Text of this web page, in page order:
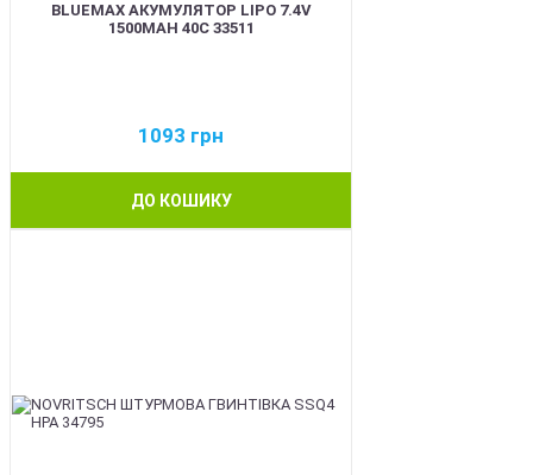
BLUEMAX АКУМУЛЯТОР LIPO 7.4V
1500MAH 40C 33511
1093 грн
ДО КОШИКУ